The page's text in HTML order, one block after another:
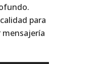
para
mensajería